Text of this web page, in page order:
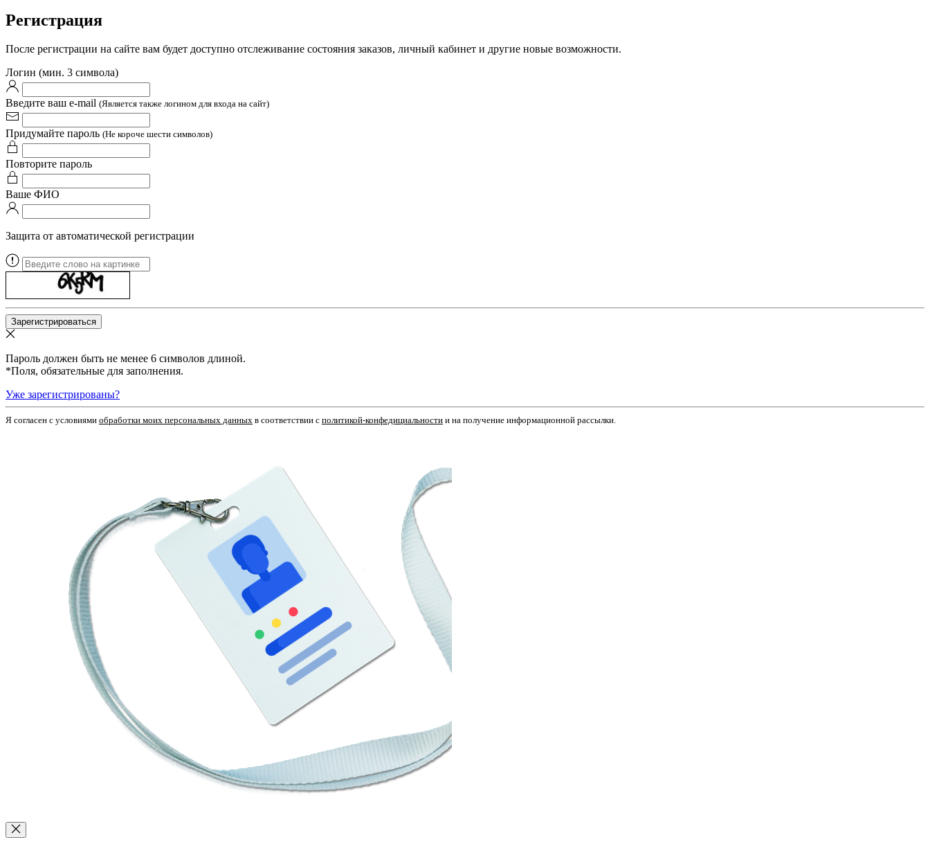
Регистрация
После регистрации на сайте вам будет доступно отслеживание состояния заказов, личный кабинет и другие новые возможности.
Логин (мин. 3 символа)
Введите ваш e-mail (Является также логином для входа на сайт)
Придумайте пароль (Не короче шести символов)
Повторите пароль
Ваше ФИО
Защита от автоматической регистрации
Пароль должен быть не менее 6 символов длиной.
*Поля, обязательные для заполнения.
Уже зарегистрированы?
Я согласен c условиями обработки моих персональных данных в соответствии с политикой-конфедициальности и на получение информационной рассылки.